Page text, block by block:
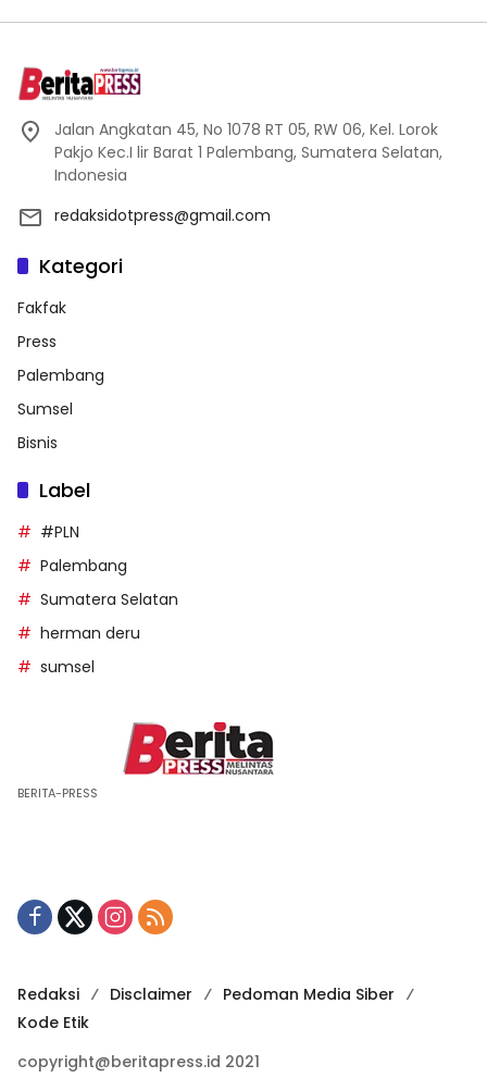
Jalan Angkatan 45, No 1078 RT 05, RW 06, Kel. Lorok
Pakjo Kec.I lir Barat 1 Palembang, Sumatera Selatan,
Indonesia
redaksidotpress@gmail.com
Kategori
Fakfak
Press
Palembang
Sumsel
Bisnis
Label
#PLN
Palembang
Sumatera Selatan
herman deru
sumsel
BERITA-PRESS
Redaksi Disclaimer
Pedoman Media Siber
Kode Etik
copyright@beritapress.id 2021